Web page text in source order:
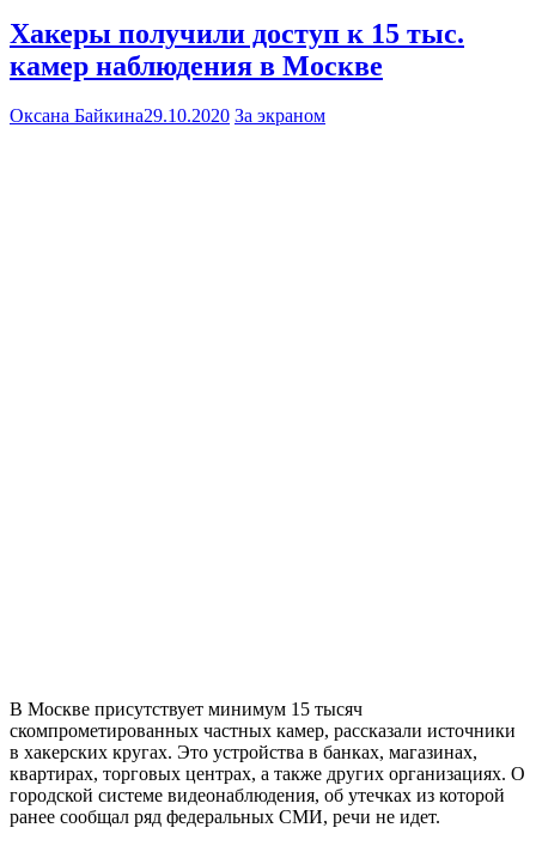
Хакеры получили доступ к 15 тыс.
камер наблюдения в Москве
Оксана Байкина29.10.2020 За экраном
В Москве присутствует минимум 15 тысяч
скомпрометированных частных камер, рассказали источники
в хакерских кругах. Это устройства в банках, магазинах,
квартирах, торговых центрах, а также других организациях. О
городской системе видеонаблюдения, об утечках из которой
ранее сообщал ряд федеральных СМИ, речи не идет.